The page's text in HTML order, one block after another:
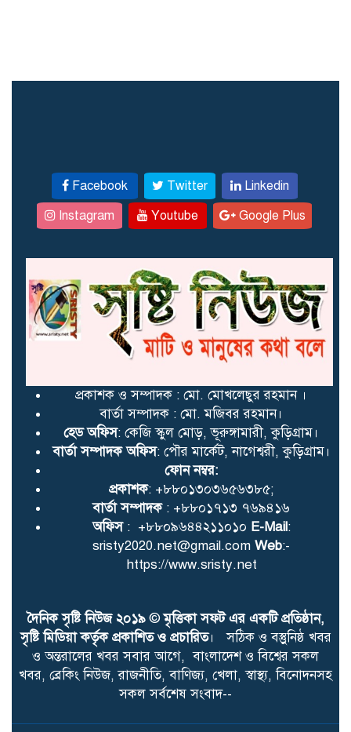
Facebook Twitter
Linkedin
Instagram
Youtube Google Plus
প্রকাশক ও সম্পাদক : মো. মোখলেছুর রহমান ।
বার্তা সম্পাদক : মো. মজিবর রহমান।
হেড অফিস: কেজি স্কুল মোড়, ভূরুঙ্গামারী, কুড়িগ্রাম।
বার্তা সম্পাদক অফিস: পৌর মার্কেট, নাগেশ্বরী, কুড়িগ্রাম।
ফোন নম্বর:
প্রকাশক: +৮৮০১৩০৩৬৫৬৩৮৫;
বার্তা সম্পাদক: +৮৮০১৭১৩ ৭৬৯৪১৬
অফিস: +৮৮০৯৬৪৪২১১০১০ E-Mail:
sristy2020.net@gmail.com Web:-
https://www.sristy.net
দৈনিক সৃষ্টি নিউজ ২০১৯©মৃত্তিকা সফট এর একটি প্রতিষ্ঠান,
সৃষ্টি মিডিয়া কর্তৃক প্রকাশিত ও প্রচারিত। সঠিক ও বস্তুুনিষ্ঠ খবর
ও অন্তরালের খবর সবার আগে, বাংলাদেশ ও বিশ্বের সকল
খবর, ব্রেকিং নিউজ, রাজনীতি, বাণিজ্য, খেলা, স্বাস্থ্য, বিনোদনসহ
সকল সর্বশেষ সংবাদ--